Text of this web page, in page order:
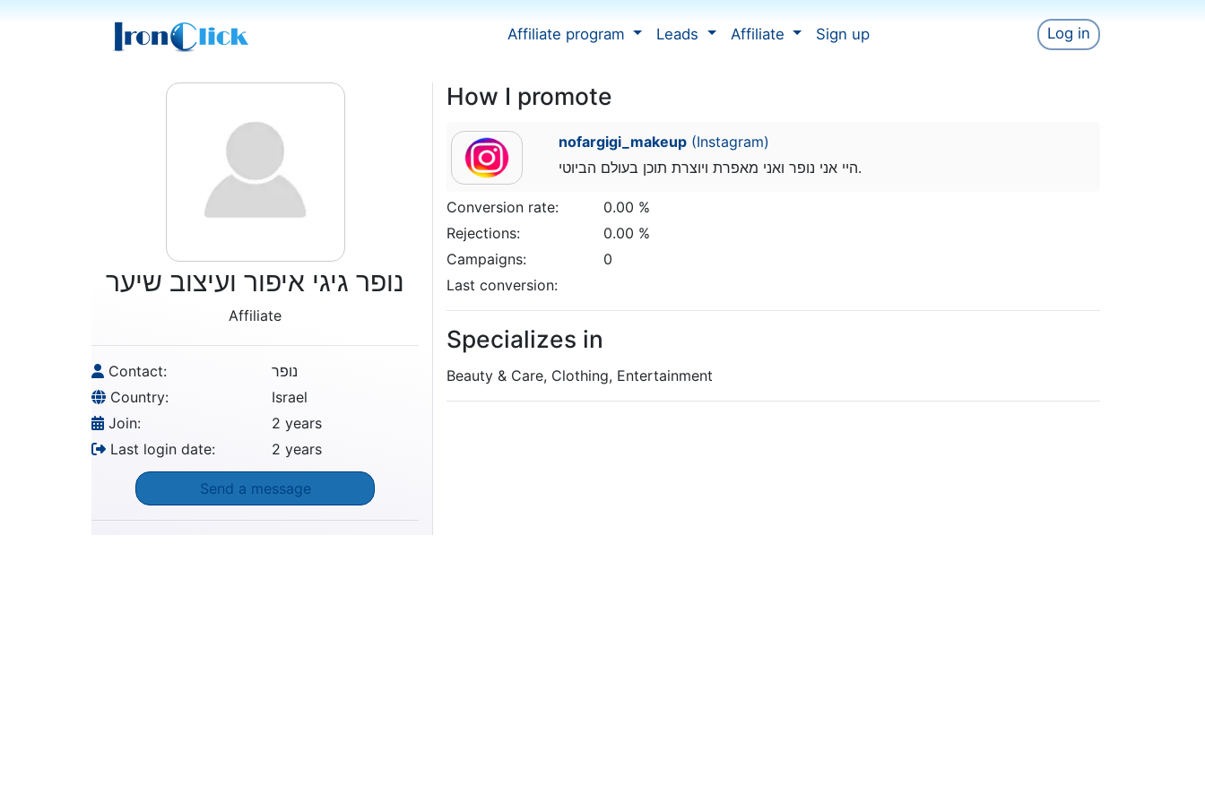
Affiliate program Leads Affiliate Sign up Log in
נופר גיגי איפור ועיצוב שיער
Affiliate
Contact:
נופר
Country:
Israel
Join:
2 years
Last login date:
2 years
Send a message
How I promote
nofargigi_makeup(Instagram)
היי אני נופר ואני מאפרת ויוצרת תוכן בעולם הביוטי.
Conversion rate:
0.00 %
Rejections:
0.00 %
Campaigns:
0
Last conversion:
Specializes in
Beauty & Care, Clothing, Entertainment